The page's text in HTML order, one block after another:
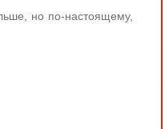
но по-настоящему,